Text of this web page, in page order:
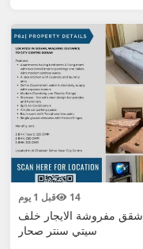
قبل 1 يوم 14
شقق مفروشة الايجار خلف
سيتي سنتر صحار